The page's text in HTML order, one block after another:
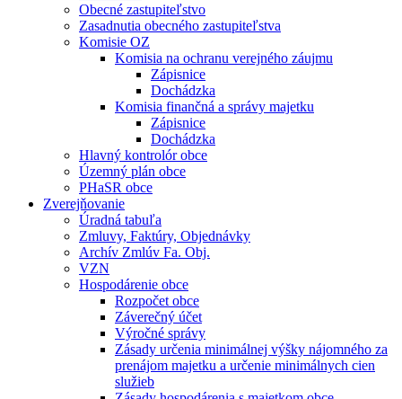
Obecné zastupiteľstvo
Zasadnutia obecného zastupiteľstva
Komisie OZ
Komisia na ochranu verejného záujmu
Zápisnice
Dochádzka
Komisia finančná a správy majetku
Zápisnice
Dochádzka
Hlavný kontrolór obce
Územný plán obce
PHaSR obce
Zverejňovanie
Úradná tabuľa
Zmluvy, Faktúry, Objednávky
Archív Zmlúv Fa. Obj.
VZN
Hospodárenie obce
Rozpočet obce
Záverečný účet
Výročné správy
Zásady určenia minimálnej výšky nájomného za
prenájom majetku a určenie minimálnych cien
služieb